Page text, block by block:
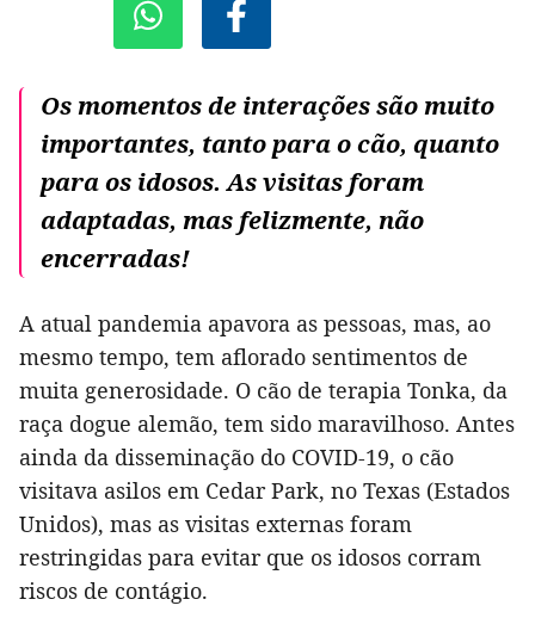
Os momentos de interações são muito
importantes, tanto para o cão, quanto
para os idosos. As visitas foram
adaptadas, mas felizmente, não
encerradas!
A atual pandemia apavora as pessoas, mas, ao
mesmo tempo, tem aflorado sentimentos de
muita generosidade. O cão de terapia Tonka, da
raça dogue alemão, tem sido maravilhoso. Antes
ainda da disseminação do COVID-19, o cão
visitava asilos em Cedar Park, no Texas (Estados
Unidos), mas as visitas externas foram
restringidas para evitar que os idosos corram
riscos de contágio.